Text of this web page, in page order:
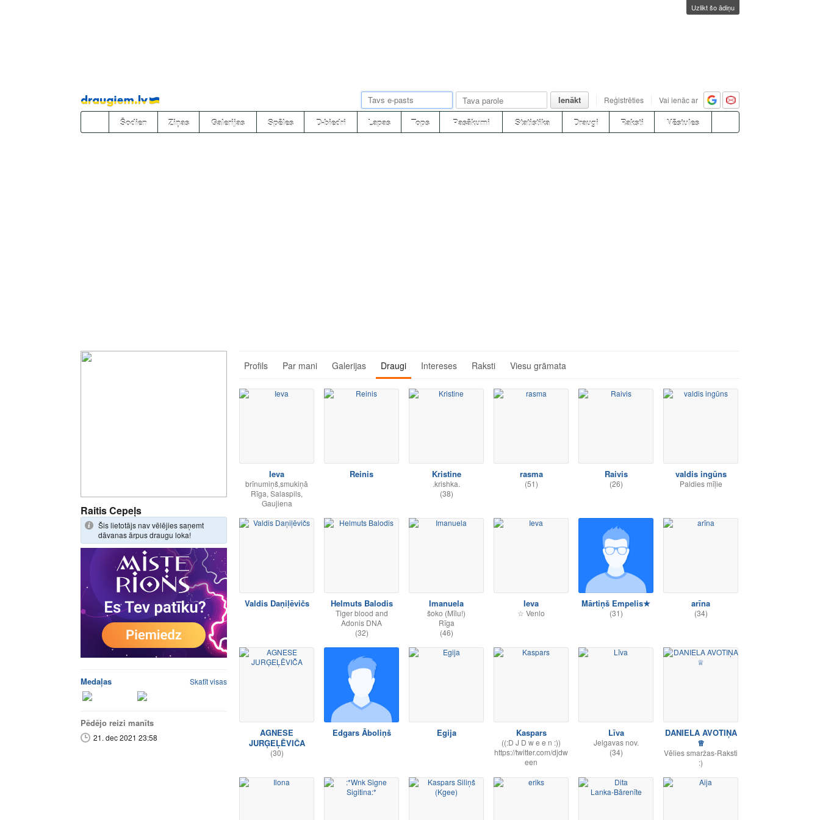
Uzlikt šo ādiņu
Pāriet
uz
saturu
Ienākt Reģistrēties Vai ienāc ar
Šodien Ziņas Galerijas Spēles D-biedri Lapas Tops Pasākumi Statistika Draugi Raksti Vēstules
Raitis Cepeļs
Šis lietotājs nav vēlējies saņemt
dāvanas ārpus draugu loka!
Medaļas Skatīt visas
Pēdējo reizi manīts
21. dec 2021 23:58
Profils Par mani Galerijas Draugi Intereses Raksti Viesu grāmata
Ieva
brīnumiņš,smukiņā
Rīga, Salaspils,
Gaujiena
Reinis Kristine
.krishka.
(38)
rasma
(51)
Raivis
(26)
valdis ingūns
Paldies mīļie
Valdis Daņiļēvičs Helmuts Balodis
Tiger blood and
Adonis DNA
(32)
Imanuela
šoko (Mīlu!)
Rīga
(46)
Ieva
☆ Venlo
Mārtiņš Empelis★
(31)
arīna
(34)
AGNESE
JURĢEĻĒVIČA
(30)
Edgars Āboliņš Egija Kaspars
((:D J D w e e n :))
https://twitter.com/djdw
een
Līva
Jelgavas nov.
(34)
DANIELA AVOTIŅA
♕
Vēlies smaržas-Raksti
:)